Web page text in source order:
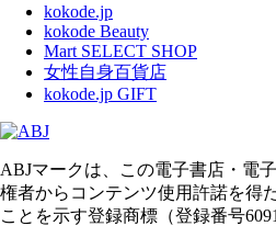
kokode.jp
kokode Beauty
Mart SELECT SHOP
女性自身百貨店
kokode.jp GIFT
ABJマークは、この電子書店・電
権者からコンテンツ使用許諾を得
ことを示す登録商標（登録番号